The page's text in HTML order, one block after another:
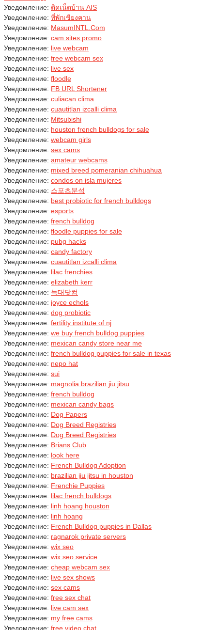
Уведомление: ติดเน็ตบ้าน AIS
Уведомление: ที่พักเชียงคาน
Уведомление: MasumINTL.Com
Уведомление: cam sites promo
Уведомление: live webcam
Уведомление: free webcam sex
Уведомление: live sex
Уведомление: floodle
Уведомление: FB URL Shortener
Уведомление: culiacan clima
Уведомление: cuautitlan izcalli clima
Уведомление: Mitsubishi
Уведомление: houston french bulldogs for sale
Уведомление: webcam girls
Уведомление: sex cams
Уведомление: amateur webcams
Уведомление: mixed breed pomeranian chihuahua
Уведомление: condos on isla mujeres
Уведомление: 스포츠분석
Уведомление: best probiotic for french bulldogs
Уведомление: esports
Уведомление: french bulldog
Уведомление: floodle puppies for sale
Уведомление: pubg hacks
Уведомление: candy factory
Уведомление: cuautitlan izcalli clima
Уведомление: lilac frenchies
Уведомление: elizabeth kerr
Уведомление: 늑대닷컴
Уведомление: joyce echols
Уведомление: dog probiotic
Уведомление: fertility institute of nj
Уведомление: we buy french bulldog puppies
Уведомление: mexican candy store near me
Уведомление: french bulldog puppies for sale in texas
Уведомление: nepo hat
Уведомление: sui
Уведомление: magnolia brazilian jiu jitsu
Уведомление: french bulldog
Уведомление: mexican candy bags
Уведомление: Dog Papers
Уведомление: Dog Breed Registries
Уведомление: Dog Breed Registries
Уведомление: Brians Club
Уведомление: look here
Уведомление: French Bulldog Adoption
Уведомление: brazilian jiu jitsu in houston
Уведомление: Frenchie Puppies
Уведомление: lilac french bulldogs
Уведомление: linh hoang houston
Уведомление: linh hoang
Уведомление: French Bulldog puppies in Dallas
Уведомление: ragnarok private servers
Уведомление: wix seo
Уведомление: wix seo service
Уведомление: cheap webcam sex
Уведомление: live sex shows
Уведомление: sex cams
Уведомление: free sex chat
Уведомление: live cam sex
Уведомление: my free cams
Уведомление: free video chat